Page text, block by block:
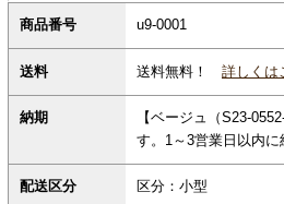
商品番号 u9-0001
送料 送料無料！ 詳しくは
納期
【ベージュ（S23-
す。1～3営業日以内に
配送区分 区分：小型